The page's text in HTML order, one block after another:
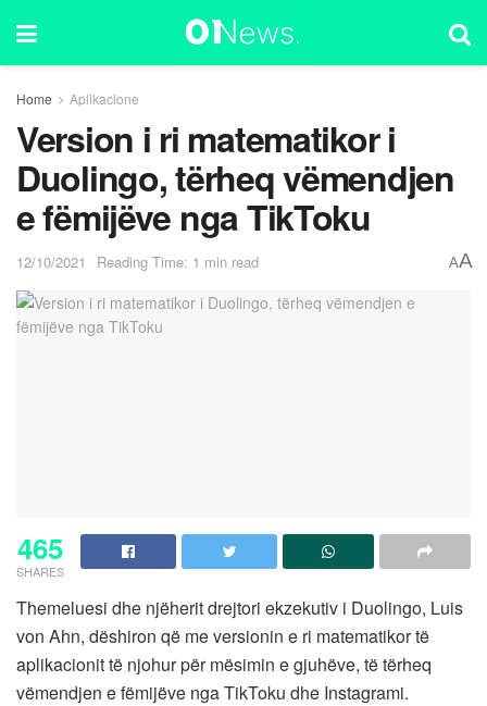
Home Aplikacione
Version i ri matematikor i
Duolingo, tërheq vëmendjen
e fëmijëve nga TikToku
12/10/2021 Reading Time: 1 min read AA
465
SHARES
Themeluesi dhe njëherit drejtori ekzekutiv i Duolingo, Luis
von Ahn, dëshiron që me versionin e ri matematikor të
aplikacionit të njohur për mësimin e gjuhëve, të tërheq
vëmendjen e fëmijëve nga TikToku dhe Instagrami.